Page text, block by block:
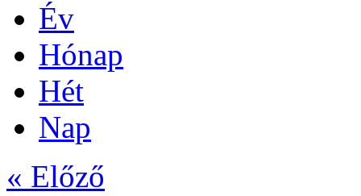
Év
Hónap
Hét
Nap
« Előző